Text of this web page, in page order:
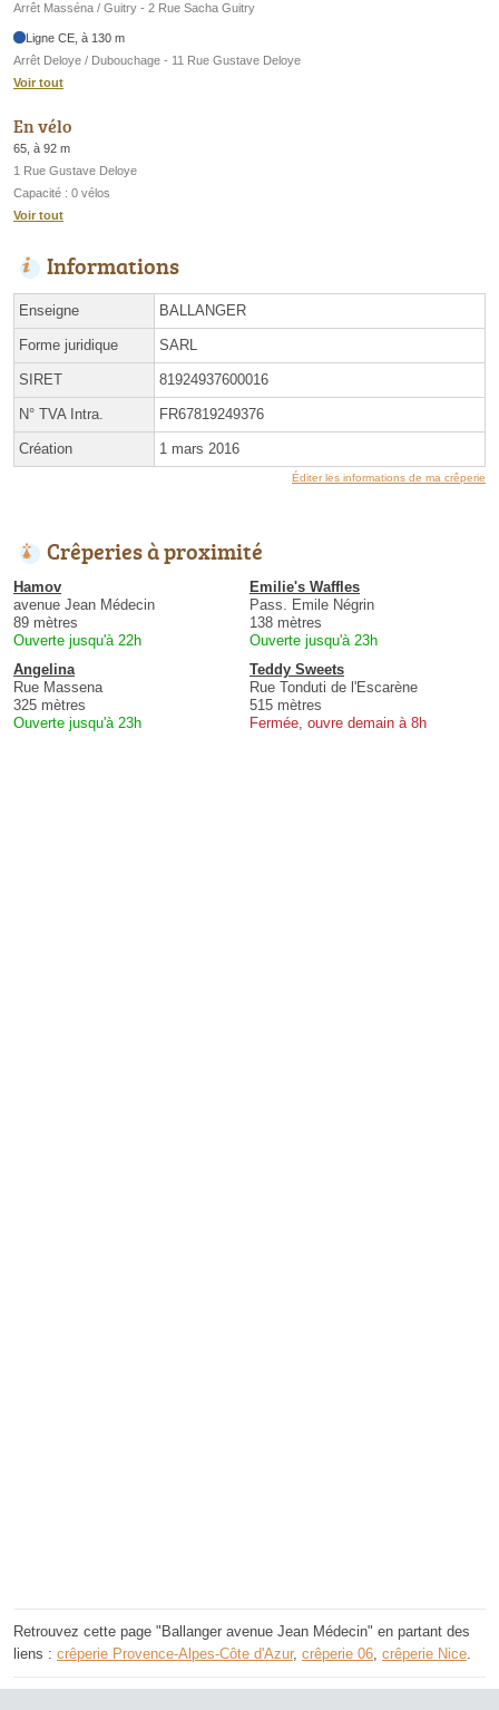
Arrêt Masséna / Guitry - 2 Rue Sacha Guitry
Ligne CE, à 130 m
Arrêt Deloye / Dubouchage - 11 Rue Gustave Deloye
Voir tout
En vélo
65, à 92 m
1 Rue Gustave Deloye
Capacité : 0 vélos
Voir tout
Informations
Enseigne BALLANGER
Forme juridique SARL
SIRET 81924937600016
N° TVA Intra. FR67819249376
Création 1 mars 2016
Éditer les informations de ma crêperie
Crêperies à proximité
Hamov
avenue Jean Médecin
89 mètres
Ouverte jusqu'à 22h
Emilie's Waffles
Pass. Emile Négrin
138 mètres
Ouverte jusqu'à 23h
Angelina
Rue Massena
325 mètres
Ouverte jusqu'à 23h
Teddy Sweets
Rue Tonduti de l'Escarène
515 mètres
Fermée, ouvre demain à 8h
Retrouvez cette page "Ballanger avenue Jean Médecin" en partant des
liens : crêperie Provence-Alpes-Côte d'Azur, crêperie 06, crêperie Nice.